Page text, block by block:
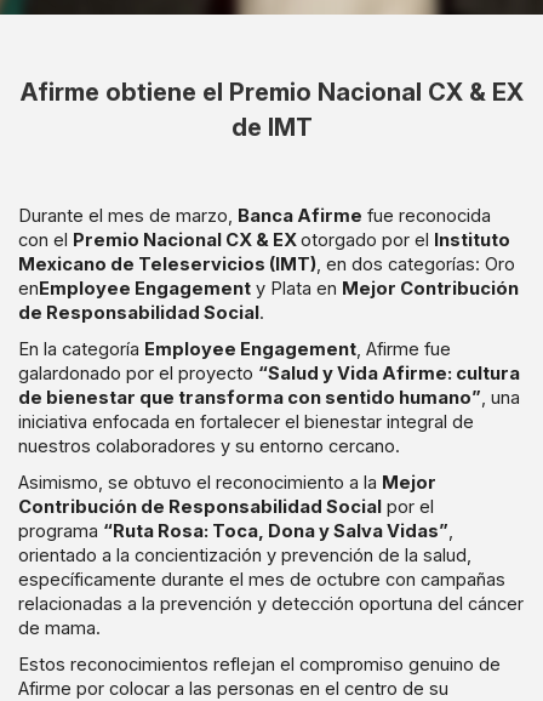
Afirme obtiene el Premio Nacional CX & EX
de IMT
Durante el mes de marzo, Banca Afirme fue reconocida
con el Premio Nacional CX & EXotorgado por el Instituto
Mexicano de Teleservicios (IMT), en dos categorías: Oro
enEmployee Engagement y Plata en Mejor Contribución
de Responsabilidad Social.
En la categoría Employee Engagement, Afirme fue
galardonado por el proyecto “Salud y Vida Afirme: cultura
de bienestar que transforma con sentido humano”, una
iniciativa enfocada en fortalecer el bienestar integral de
nuestros colaboradores y su entorno cercano.
Asimismo, se obtuvo el reconocimiento a la Mejor
Contribución de Responsabilidad Social por el
programa “Ruta Rosa: Toca, Dona y Salva Vidas”,
orientado a la concientización y prevención de la salud,
específicamente durante el mes de octubre con campañas
relacionadas a la prevención y detección oportuna del cáncer
de mama.
Estos reconocimientos reflejan el compromiso genuino de
Afirme por colocar a las personas en el centro de su